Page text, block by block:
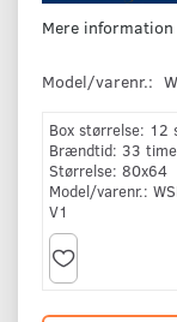
Mere information
Model/varenr.:
Box størrelse: 12
Brændtid: 33
Størrelse: 80x64
Model/varenr.:
V1